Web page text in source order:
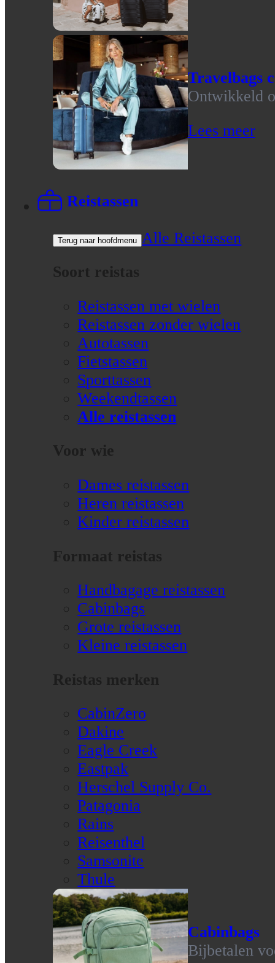
Travelbags
Ontwikkeld
Lees meer
Reistassen
Terug naar hoofdmenu
Alle Reistassen
Soort reistas
Reistassen met wielen
Reistassen zonder wielen
Autotassen
Fietstassen
Sporttassen
Weekendtassen
Alle reistassen
Voor wie
Dames reistassen
Heren reistassen
Kinder reistassen
Formaat reistas
Handbagage reistassen
Cabinbags
Grote reistassen
Kleine reistassen
Reistas merken
CabinZero
Dakine
Eagle Creek
Eastpak
Herschel Supply Co.
Patagonia
Rains
Reisenthel
Samsonite
Thule
Cabinbags
Bijbetalen